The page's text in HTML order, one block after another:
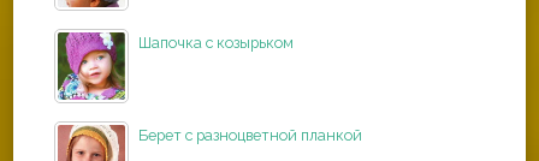
Шапочка с козырьком
Берет с разноцветной планкой